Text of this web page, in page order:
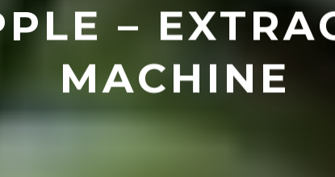
–
MACHINE